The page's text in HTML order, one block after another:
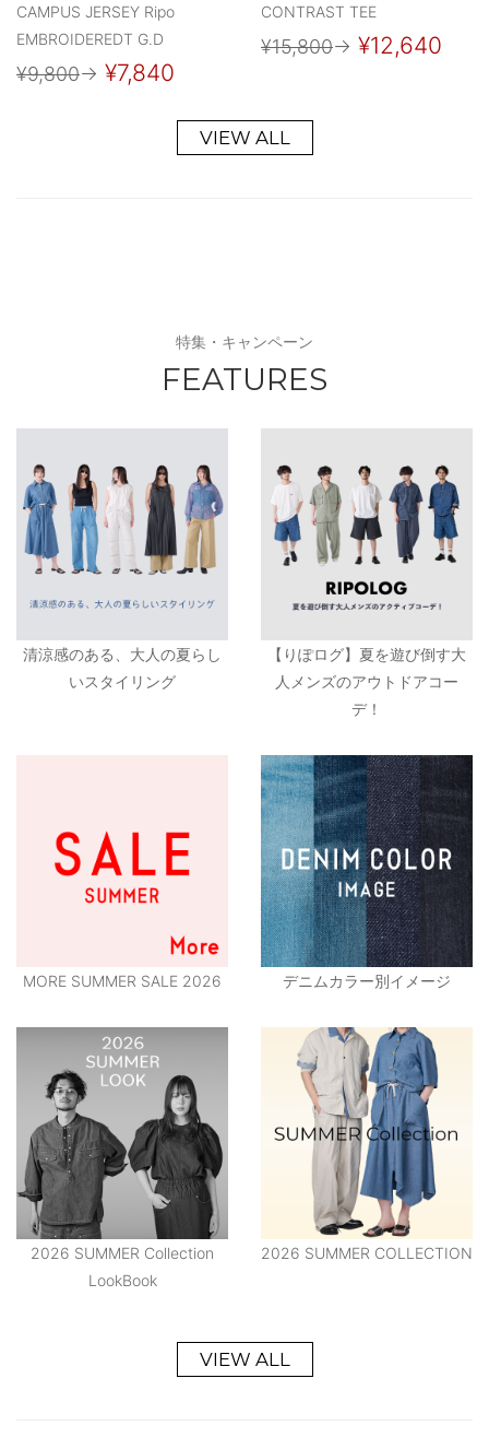
CAMPUS JERSEY Ripo
EMBROIDEREDT G.D
¥9,800→ ¥7,840
CONTRAST TEE
¥15,800→ ¥12,640
VIEW ALL
特集・キャンペーン
FEATURES
清涼感のある、大人の夏らし
いスタイリング
【りぽログ】夏を遊び倒す大
人メンズのアウトドアコー
デ！
MORE SUMMER SALE 2026 デニムカラー別イメージ
2026 SUMMER Collection
LookBook
2026 SUMMER COLLECTION
VIEW ALL